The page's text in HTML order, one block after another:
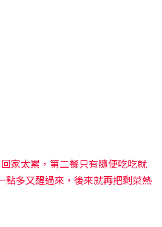
家太累，第二餐只有隨便吃吃就
點多又醒過來，後來就再把剩菜熱